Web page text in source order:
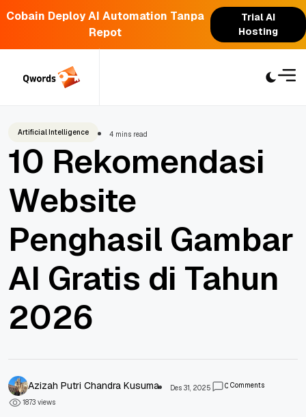
Cobain Deploy AI Automation Tanpa
Repot
Trial AI
Hosting
Artificial Intelligence 4 mins read
10 Rekomendasi
Website
Penghasil Gambar
AI Gratis di Tahun
2026
Azizah Putri Chandra Kusuma Des 31, 2025 0Comments
1873 views